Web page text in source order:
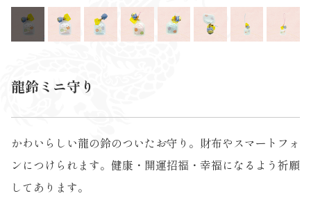
龍鈴ミニ守り
かわいらしい龍の鈴のついたお守り。財布やスマートフォ
ンにつけられます。健康・開運招福・幸福になるよう祈願
してあります。